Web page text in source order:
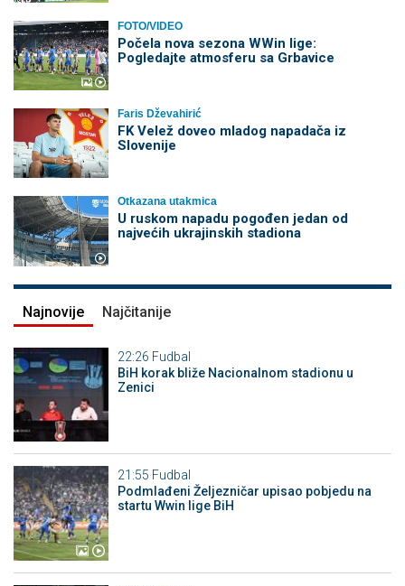
FOTO/VIDEO
Počela nova sezona WWin lige:
Pogledajte atmosferu sa Grbavice
Faris Dževahirić
FK Velež doveo mladog napadača iz
Slovenije
Otkazana utakmica
U ruskom napadu pogođen jedan od
najvećih ukrajinskih stadiona
Najnovije Najčitanije
22:26 Fudbal
BiH korak bliže Nacionalnom stadionu u
Zenici
21:55 Fudbal
Podmlađeni Željezničar upisao pobjedu na
startu Wwin lige BiH